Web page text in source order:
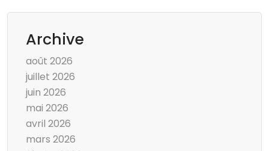
Archive
août 2026
juillet 2026
juin 2026
mai 2026
avril 2026
mars 2026